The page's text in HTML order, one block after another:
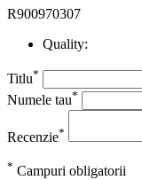
R900970307
Quality:
Titlu*
Numele tau*
Recenzie*
* Campuri obligatorii